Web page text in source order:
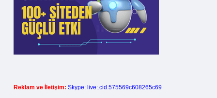
Reklam ve İletişim: Skype: live:.cid.575569c608265c69